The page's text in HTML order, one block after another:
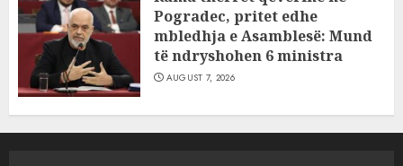
Pogradec, pritet edhe
mbledhja e Asamblesë: Mund
të ndryshohen 6 ministra
AUGUST 7, 2026